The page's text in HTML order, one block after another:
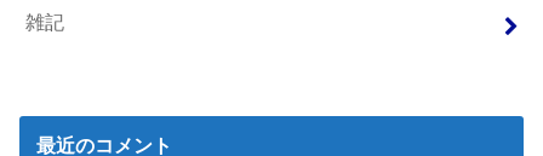
雑記
最近のコメント